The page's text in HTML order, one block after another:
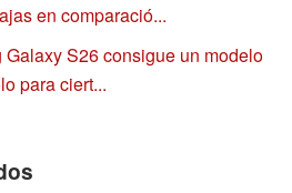
en comparació...
Galaxy S26 consigue un modelo
para ciert...